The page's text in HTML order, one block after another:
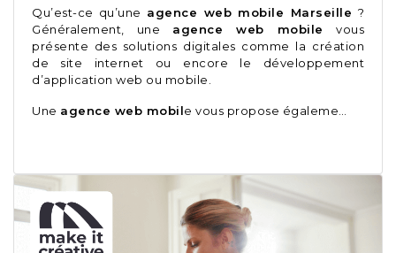
Qu’est-ce qu’une agence web mobile Marseille ?
Généralement, une agence web mobile
vous
présente des solutions digitales comme la création
de site internet ou encore le développement
d’application web ou mobile.
Une agence web mobile vous propose égaleme…